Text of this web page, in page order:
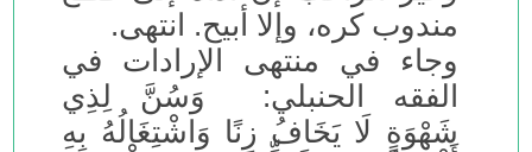
مندوب كره، وإلا أبيح. انتهى.
وجاء في منتهى الإرادات في
الفقه الحنبلي: وَسُنَّ لِذِي
شَهْوَةٍ لَا يَخَافُ زِنًا وَاشْتِغَالُهُ بِهِ